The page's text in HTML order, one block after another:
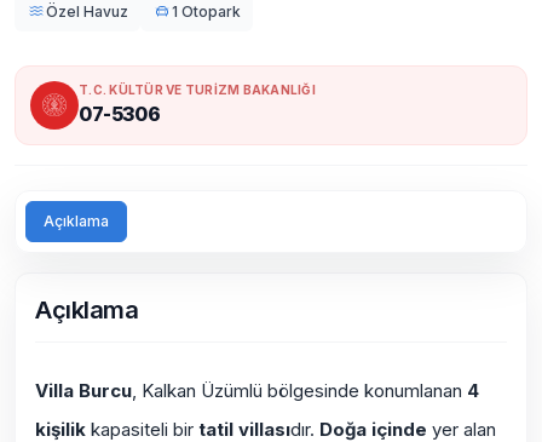
Özel Havuz 1 Otopark
T.C. KÜLTÜR VE TURİZM BAKANLIĞI
07-5306
Açıklama
Açıklama
Villa Burcu, Kalkan Üzümlü bölgesinde konumlanan 4
kişilik kapasiteli bir tatil villasıdır. Doğa içinde yer alan